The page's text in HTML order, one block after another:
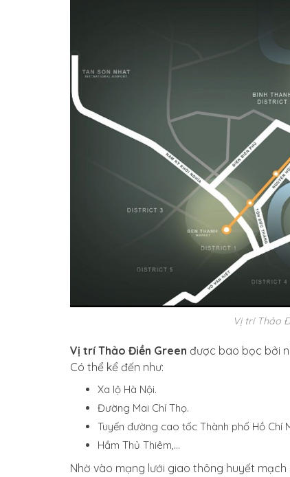
Vị trí Thảo
Vị trí Thảo Điền Green được bao bọc bởi
Có thể kể đến như:
Xa lộ Hà Nội.
Đường Mai Chí Thọ.
Tuyến đường cao tốc Thành phố Hồ Chí
Hầm Thủ Thiêm,…
Nhờ vào mạng lưới giao thông huyết